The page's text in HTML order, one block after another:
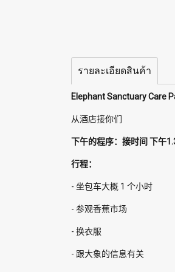
รายละเอียดสินค้า
Elephant Sanctuary Care
从酒店接你们
下午的程序：接时间 下午
行程：
- 坐包车大概 1 个小时
- 参观香蕉市场
- 换衣服
- 跟大象的信息有关